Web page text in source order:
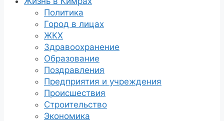
Политика
Город в лицах
ЖКХ
Здравоохранение
Образование
Поздравления
Предприятия и учреждения
Происшествия
Строительство
Экономика